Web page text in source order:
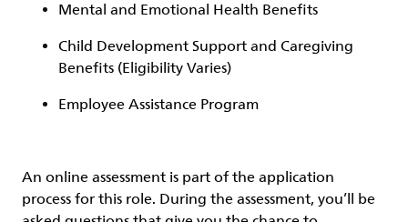
Mental and Emotional Health Benefits
Child Development Support and Caregiving
Benefits (Eligibility Varies)
Employee Assistance Program
An online assessment is part of the application
process for this role. During the assessment, you’ll be